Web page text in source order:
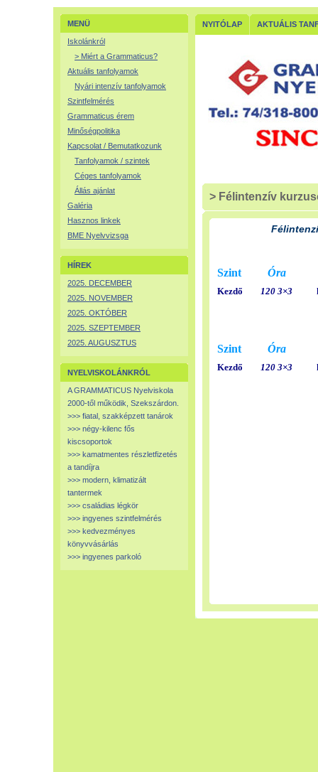
MENÜ
Iskolánkról
> Miért a Grammaticus?
Aktuális tanfolyamok
Nyári intenzív tanfolyamok
Szintfelmérés
Grammaticus érem
Minőségpolitika
Kapcsolat / Bemutatkozunk
Tanfolyamok / szintek
Céges tanfolyamok
Állás ajánlat
Galéria
Hasznos linkek
BME Nyelvvizsga
HÍREK
2025. DECEMBER
2025. NOVEMBER
2025. OKTÓBER
2025. SZEPTEMBER
2025. AUGUSZTUS
NYELVISKOLÁNKRÓL
A GRAMMATICUS Nyelviskola
2000-től működik, Szekszárdon.
>>> fiatal, szakképzett tanárok
>>> négy-kilenc fős
kiscsoportok
>>> kamatmentes részletfizetés
a tandíjra
>>> modern, klimatizált
tantermek
>>> családias légkör
>>> ingyenes szintfelmérés
>>> kedvezményes
könyvvásárlás
>>> ingyenes parkoló
NYITÓLAP AKTUÁLIS
> Félintenzív
Szint Óra
Kezdő 120 3×3
Szint Óra
Kezdő 120 3×3